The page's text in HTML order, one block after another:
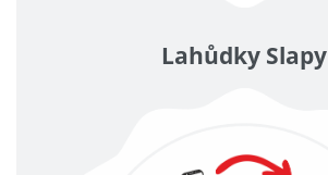
Lahůdky Slapy